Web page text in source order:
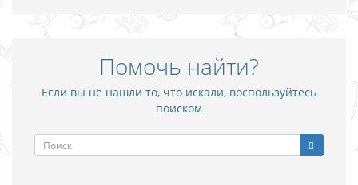
Помочь найти?
Если вы не нашли то, что искали, воспользуйтесь
поиском